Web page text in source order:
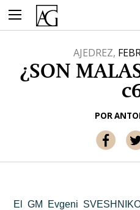
contenido
AJEDREZ,
¿SON
POR
El GM Evgeni